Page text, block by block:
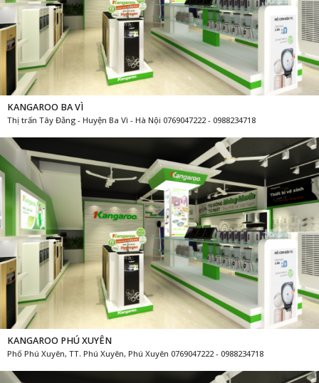
KANGAROO BA VÌ
Thị trấn Tây Đằng - Huyện Ba Vì - Hà Nội 0769047222 - 0988234718
KANGAROO PHÚ XUYÊN
Phố Phú Xuyên, TT. Phú Xuyên, Phú Xuyên 0769047222 - 0988234718